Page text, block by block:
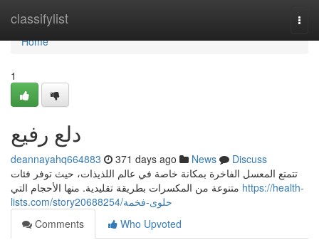
classifylist
Home
Home
1
دلع رفيع
deannayahq664883 371 days ago News
Discuss
تتمتع المعسل الفاخرة بمكانة خاصة في عالم اللذيذات، حيث توفر فئات
https://health-
lists.com/story20688254/حلوى-فخمة
Comments
Who Upvoted